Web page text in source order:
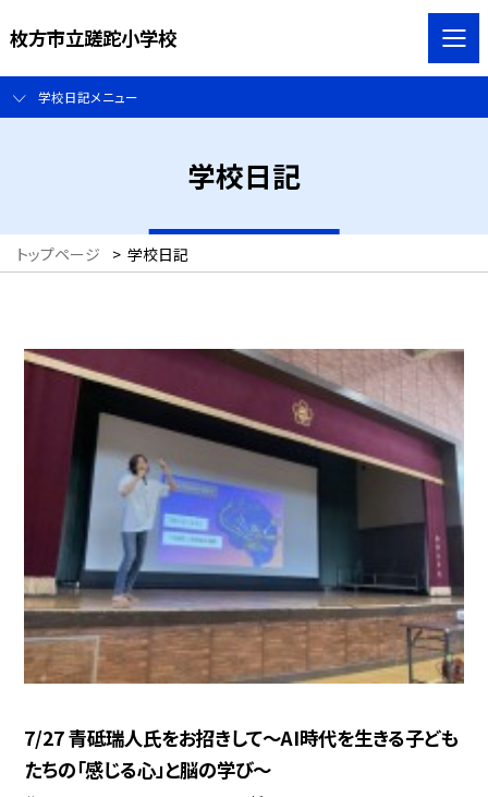
枚方市立蹉跎小学校
学校日記メニュー
学校日記
トップページ > 学校日記
7/27 青砥瑞人氏をお招きして〜AI時代を生きる子ども
たちの「感じる心」と脳の学び〜